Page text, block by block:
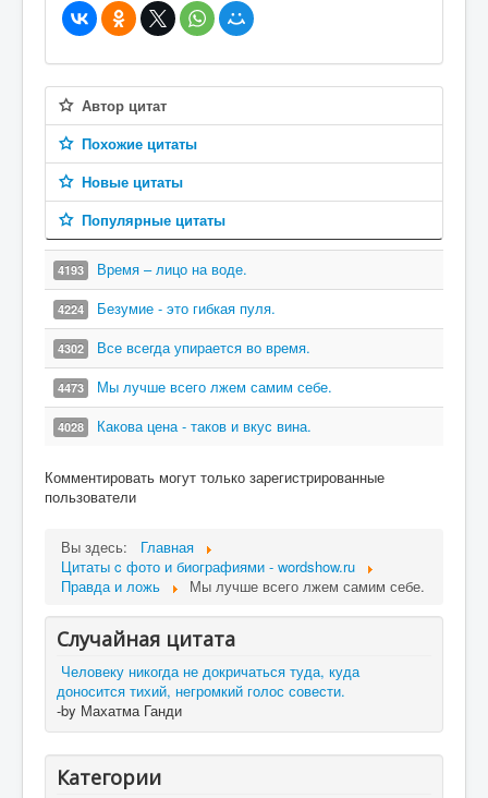
Автор цитат
Похожие цитаты
Новые цитаты
Популярные цитаты
4193 Время – лицо на воде.
4224 Безумие - это гибкая пуля.
4302 Все всегда упирается во время.
4473 Мы лучше всего лжем самим себе.
4028 Какова цена - таков и вкус вина.
Комментировать могут только зарегистрированные
пользователи
Вы здесь:
Главная
Цитаты c фото и биографиями - wordshow.ru
Правда и ложь
Мы лучше всего лжем самим себе.
Случайная цитата
Человеку никогда не докричаться туда, куда
доносится тихий, негромкий голос совести.
-by Махатма Ганди
Категории